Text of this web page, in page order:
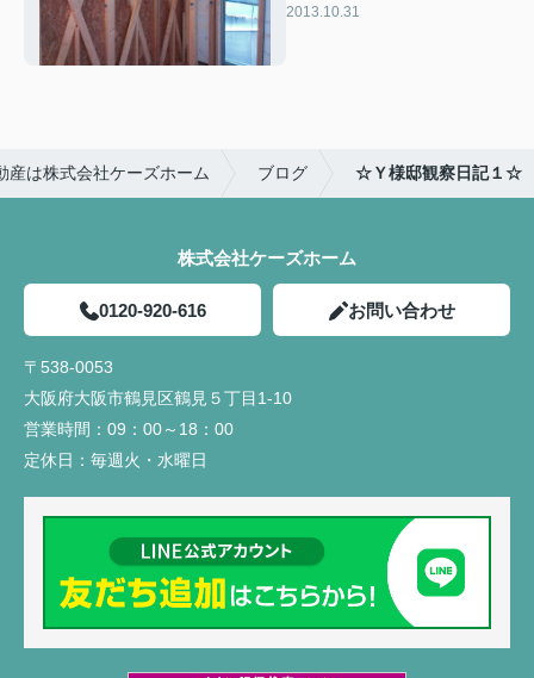
2013.10.31
産は株式会社ケーズホーム ブログ ☆Ｙ様邸観察日記１☆
株式会社ケーズホーム
0120-920-616 お問い合わせ
〒538-0053
大阪府大阪市鶴見区鶴見５丁目1-10
営業時間： 09：00～18：00
定休日： 毎週火・水曜日